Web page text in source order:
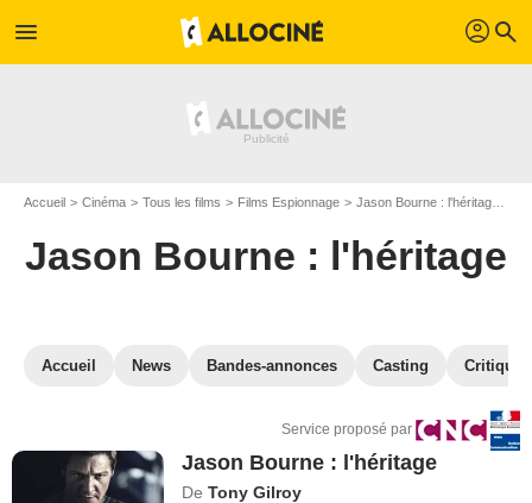
menu profil search
Accueil Cinéma Tous les films Films Espionnage Jason Bourne : l'héritage
Jason Bourne : l'héritage
Accueil News Bandes-annonces Casting
Service proposé par
Jason Bourne : l'héritage
De Tony Gilroy